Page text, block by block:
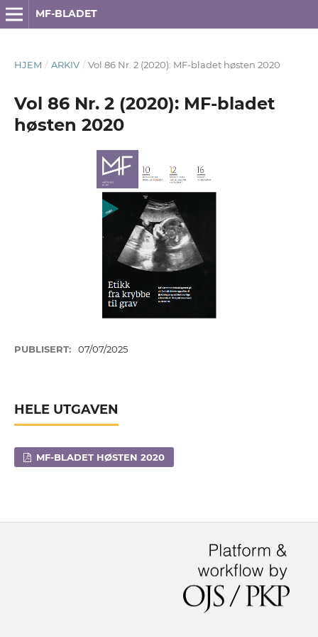
MF-BLADET
HJEM / ARKIV / Vol 86 Nr. 2 (2020): MF-bladet høsten 2020
Vol 86 Nr. 2 (2020): MF-bladet
høsten 2020
PUBLISERT: 07/07/2025
HELE UTGAVEN
MF-BLADET HØSTEN 2020